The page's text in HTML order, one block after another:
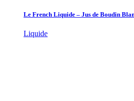
Le French Liquide – Jus de Boudin
Liquide